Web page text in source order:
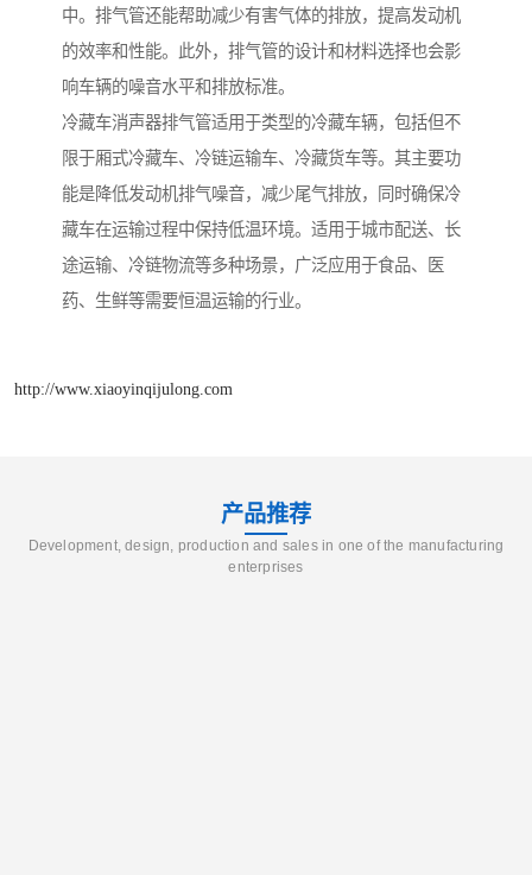
中。排气管还能帮助减少有害气体的排放，提高发动机
的效率和性能。此外，排气管的设计和材料选择也会影
响车辆的噪音水平和排放标准。
冷藏车消声器排气管适用于类型的冷藏车辆，包括但不
限于厢式冷藏车、冷链运输车、冷藏货车等。其主要功
能是降低发动机排气噪音，减少尾气排放，同时确保冷
藏车在运输过程中保持低温环境。适用于城市配送、长
途运输、冷链物流等多种场景，广泛应用于食品、医
药、生鲜等需要恒温运输的行业。
http://www.xiaoyinqijulong.com
产品推荐
Development, design, production and sales in one of the manufacturing
enterprises